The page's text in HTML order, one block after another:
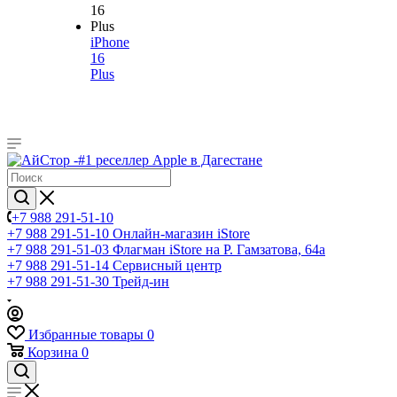
iPhone
16
Plus
+7 988 291-51-10
+7 988 291-51-10 Онлайн-магазин iStore
+7 988 291-51-03 Флагман iStore на Р. Гамзатова, 64а
+7 988 291-51-14 Сервисный центр
+7 988 291-51-30 Трейд-ин
Избранные товары 0
Корзина 0